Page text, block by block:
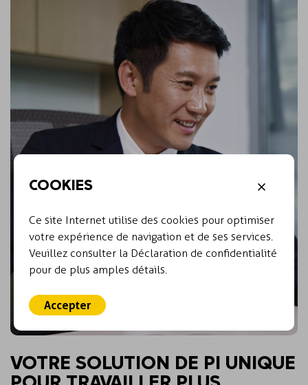
VOTRE SOLUTION DE PI UNIQUE
COOKIES
Ce site Internet utilise des cookies pour optimiser
votre expérience de navigation et de ses services.
Veuillez consulter la Déclaration de confidentialité
pour de plus amples détails.
Accepter